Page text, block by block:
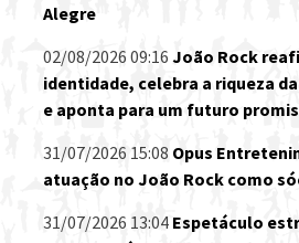
Alegre
02/08/2026 09:16 João Rock
identidade, celebra a riqueza
e aponta para um futuro
31/07/2026 15:08 Opus
atuação no João Rock como
31/07/2026 13:04 Espetáculo